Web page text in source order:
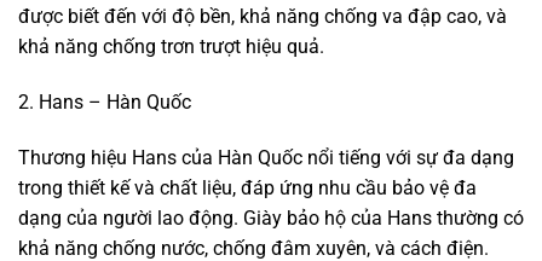
được biết đến với độ bền, khả năng chống va đập cao, và
khả năng chống trơn trượt hiệu quả.
2. Hans – Hàn Quốc
Thương hiệu Hans của Hàn Quốc nổi tiếng với sự đa dạng
trong thiết kế và chất liệu, đáp ứng nhu cầu bảo vệ đa
dạng của người lao động. Giày bảo hộ của Hans thường có
khả năng chống nước, chống đâm xuyên, và cách điện.